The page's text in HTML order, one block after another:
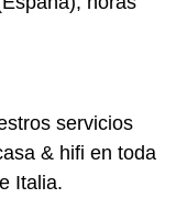
servicios
& hifi en toda
Italia.